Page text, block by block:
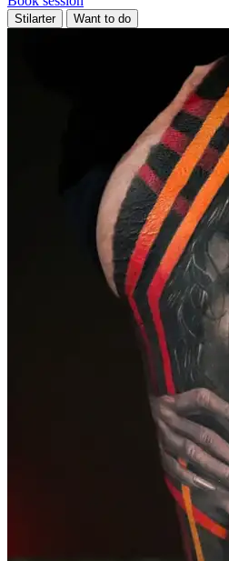
Stilarter Want to do